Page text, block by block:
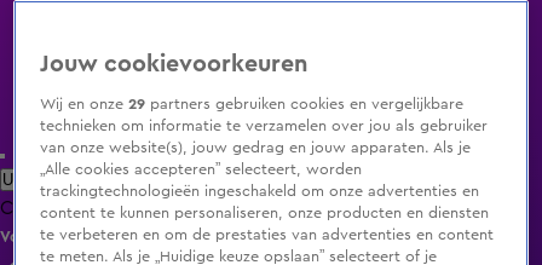
Uitzending Gemist Populaire programma's Zenders Genres
ClipsFilmsRadioSmart TV inlogShop
Volg KIJK
Jouw cookievoorkeuren
Wij en onze29 partners gebruiken cookies en vergelijkbare
technieken om informatie te verzamelen over jou als gebruiker
van onze website(s), jouw gedrag en jouw apparaten. Als je
„Alle cookies accepteren” selecteert, worden
trackingtechnologieën ingeschakeld om onze advertenties en
content te kunnen personaliseren, onze producten en diensten
te verbeteren en om de prestaties van advertenties en content
te meten. Als je „Huidige keuze opslaan” selecteert of je